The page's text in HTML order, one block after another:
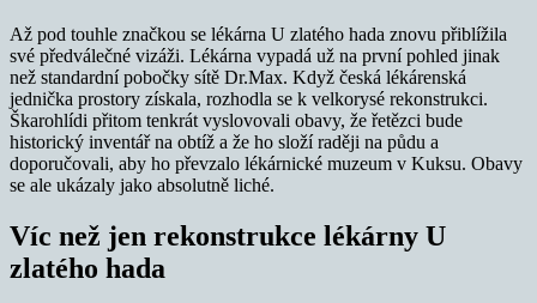
Až pod touhle značkou se lékárna U zlatého hada znovu přiblížila
své předválečné vizáži. Lékárna vypadá už na první pohled jinak
než standardní pobočky sítě Dr.Max. Když česká lékárenská
jednička prostory získala, rozhodla se k velkorysé rekonstrukci.
Škarohlídi přitom tenkrát vyslovovali obavy, že řetězci bude
historický inventář na obtíž a že ho složí raději na půdu a
doporučovali, aby ho převzalo lékárnické muzeum v Kuksu. Obavy
se ale ukázaly jako absolutně liché.
Víc než jen rekonstrukce lékárny U
zlatého hada